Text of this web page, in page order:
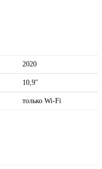
2020
10,9"
только Wi-Fi